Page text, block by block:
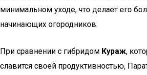
минимальном уходе, что делает его
начинающих огородников.
При сравнении с гибридом Кураж,
славится своей продуктивностью,